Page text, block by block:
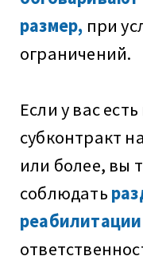
размер, при
ограничений.
Если у вас
субконтракт
или более, вы
соблюдать